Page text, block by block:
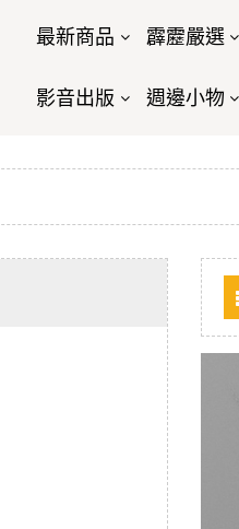
最新商品 霹靂嚴選
影音出版 週邊小物